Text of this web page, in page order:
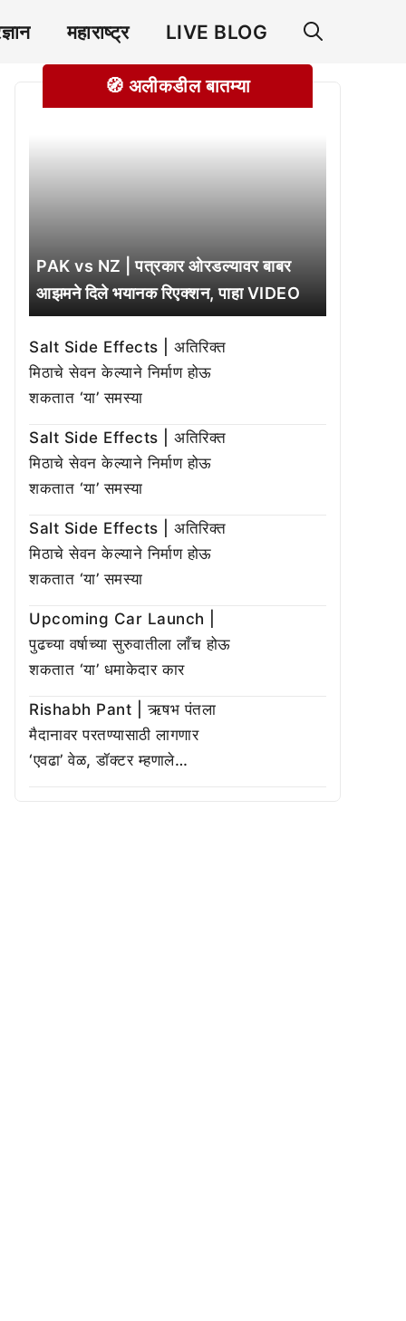
महाराष्ट्र LIVE BLOG
🧭 अलीकडील बातम्या
PAK vs NZ | पत्रकार ओरडल्यावर बाबर
आझमने दिले भयानक रिएक्शन, पाहा VIDEO
Salt Side Effects | अतिरिक्त
मिठाचे सेवन केल्याने निर्माण होऊ
शकतात ‘या’ समस्या
Salt Side Effects | अतिरिक्त
मिठाचे सेवन केल्याने निर्माण होऊ
शकतात ‘या’ समस्या
Salt Side Effects | अतिरिक्त
मिठाचे सेवन केल्याने निर्माण होऊ
शकतात ‘या’ समस्या
Upcoming Car Launch |
पुढच्या वर्षाच्या सुरुवातीला लाँच होऊ
शकतात ‘या’ धमाकेदार कार
Rishabh Pant | ऋषभ पंतला
मैदानावर परतण्यासाठी लागणार
‘एवढा’ वेळ, डॉक्टर म्हणाले…